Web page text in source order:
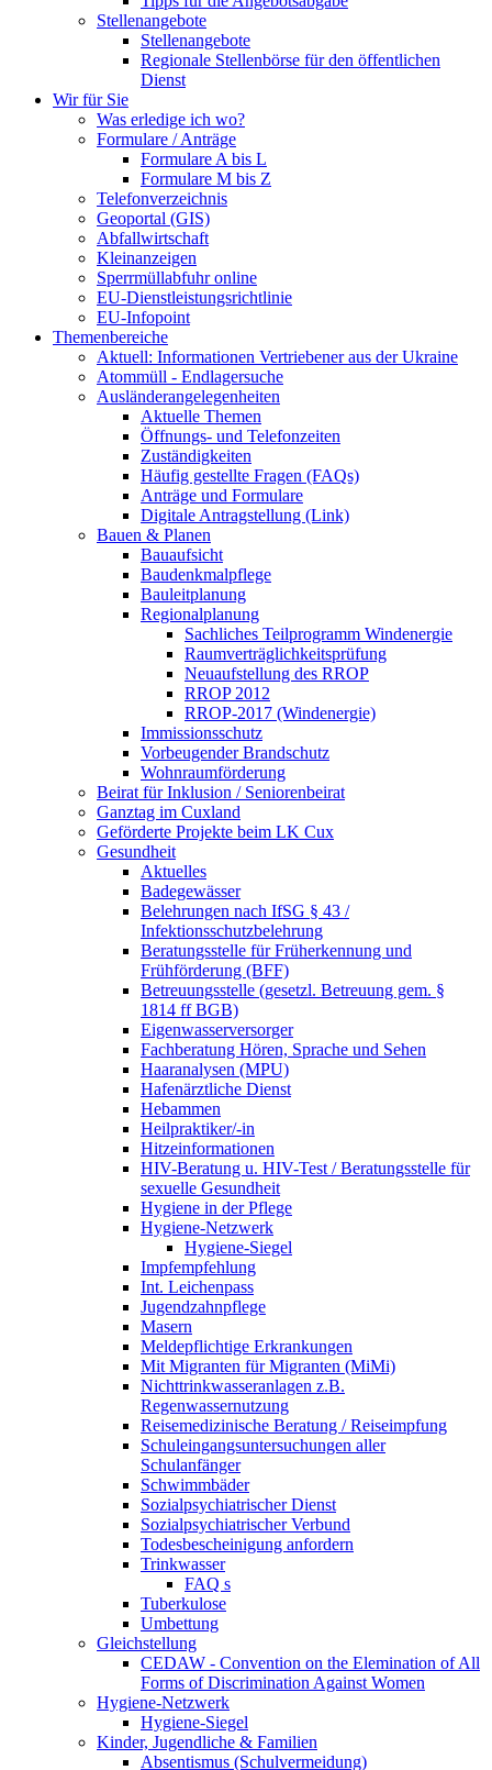
Stellenangebote
Stellenangebote
Regionale Stellenbörse für den öffentlichen
Dienst
Wir für Sie
Was erledige ich wo?
Formulare / Anträge
Formulare A bis L
Formulare M bis Z
Telefonverzeichnis
Geoportal (GIS)
Abfallwirtschaft
Kleinanzeigen
Sperrmüllabfuhr online
EU-Dienstleistungsrichtlinie
EU-Infopoint
Themenbereiche
Aktuell: Informationen Vertriebener aus der Ukraine
Atommüll - Endlagersuche
Ausländerangelegenheiten
Aktuelle Themen
Öffnungs- und Telefonzeiten
Zuständigkeiten
Häufig gestellte Fragen (FAQs)
Anträge und Formulare
Digitale Antragstellung (Link)
Bauen & Planen
Bauaufsicht
Baudenkmalpflege
Bauleitplanung
Regionalplanung
Sachliches Teilprogramm Windenergie
Raumverträglichkeitsprüfung
Neuaufstellung des RROP
RROP 2012
RROP-2017 (Windenergie)
Immissionsschutz
Vorbeugender Brandschutz
Wohnraumförderung
Beirat für Inklusion / Seniorenbeirat
Ganztag im Cuxland
Geförderte Projekte beim LK Cux
Gesundheit
Aktuelles
Badegewässer
Belehrungen nach IfSG § 43 /
Infektionsschutzbelehrung
Beratungsstelle für Früherkennung und
Frühförderung (BFF)
Betreuungsstelle (gesetzl. Betreuung gem. §
1814 ff BGB)
Eigenwasserversorger
Fachberatung Hören, Sprache und Sehen
Haaranalysen (MPU)
Hafenärztliche Dienst
Hebammen
Heilpraktiker/-in
Hitzeinformationen
HIV-Beratung u. HIV-Test / Beratungsstelle für
sexuelle Gesundheit
Hygiene in der Pflege
Hygiene-Netzwerk
Hygiene-Siegel
Impfempfehlung
Int. Leichenpass
Jugendzahnpflege
Masern
Meldepflichtige Erkrankungen
Mit Migranten für Migranten (MiMi)
Nichttrinkwasseranlagen z.B.
Regenwassernutzung
Reisemedizinische Beratung / Reiseimpfung
Schuleingangsuntersuchungen aller
Schulanfänger
Schwimmbäder
Sozialpsychiatrischer Dienst
Sozialpsychiatrischer Verbund
Todesbescheinigung anfordern
Trinkwasser
FAQ s
Tuberkulose
Umbettung
Gleichstellung
CEDAW - Convention on the Elemination of All
Forms of Discrimination Against Women
Hygiene-Netzwerk
Hygiene-Siegel
Kinder, Jugendliche & Familien
Absentismus (Schulvermeidung)